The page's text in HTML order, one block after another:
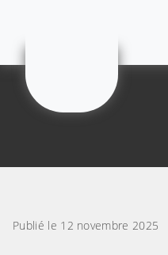
Publié le 12 novembre 2025